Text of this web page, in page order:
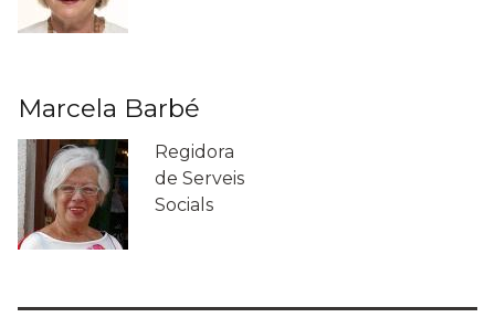
Marcela Barbé
Regidora
de Serveis
Socials